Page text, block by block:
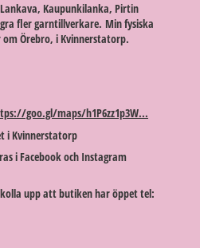
Kaupunkilanka, Pirtin
fler garntillverkare. Min fysiska
Örebro, i Kvinnerstatorp.
goo.gl/maps/h1P6zz1p3W...
i Kvinnerstatorp
i Facebook och Instagram
upp att butiken har öppet tel: